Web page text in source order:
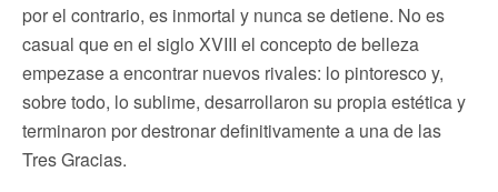
por el contrario, es inmortal y nunca se detiene. No es
casual que en el siglo XVIII el concepto de belleza
empezase a encontrar nuevos rivales: lo pintoresco y,
sobre todo, lo sublime, desarrollaron su propia estética y
terminaron por destronar definitivamente a una de las
Tres Gracias.